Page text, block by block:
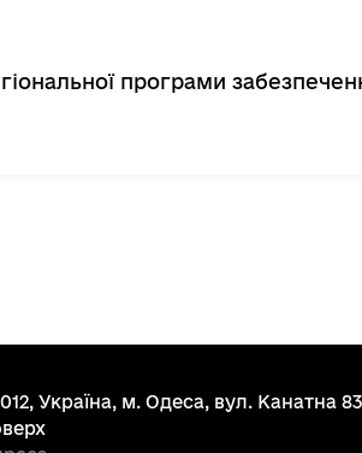
програми
Україна, м. Одеса, вул. Канатна